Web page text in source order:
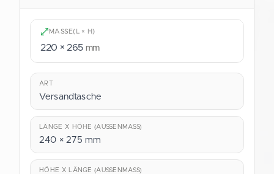
MASSE(L × H)
220 × 265 mm
ART
Versandtasche
LÄNGE X HÖHE (AUSSENMASS)
240 × 275 mm
HÖHE X LÄNGE (AUSSENMASS)